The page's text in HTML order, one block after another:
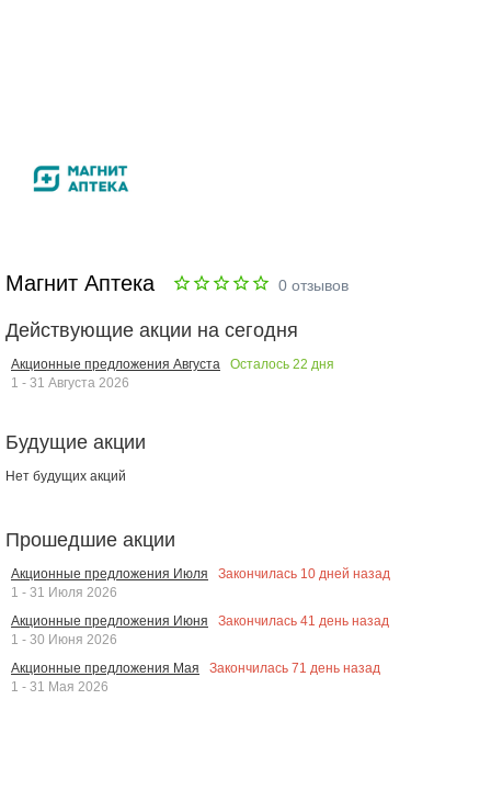
Магнит Аптека 0 отзывов
Действующие акции на сегодня
Акционные предложения Августа Осталось 22 дня
1 - 31 Августа 2026
Будущие акции
Нет будущих акций
Прошедшие акции
Акционные предложения Июля Закончилась 10 дней назад
1 - 31 Июля 2026
Акционные предложения Июня
Закончилась 41 день назад
1 - 30 Июня 2026
Акционные предложения Мая
Закончилась 71 день назад
1 - 31 Мая 2026